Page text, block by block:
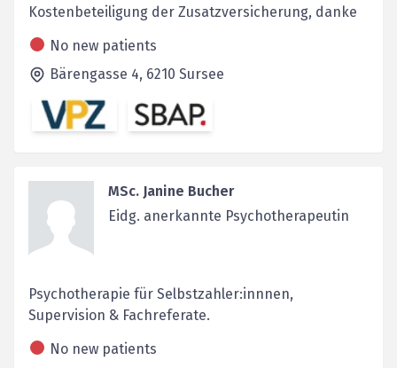
Kostenbeteiligung der Zusatzversicherung, danke
No new patients
Bärengasse 4, 6210 Sursee
MSc. Janine Bucher
Eidg. anerkannte Psychotherapeutin
Psychotherapie für Selbstzahler:innnen,
Supervision & Fachreferate.
No new patients